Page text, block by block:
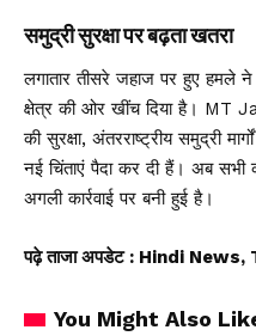
समुद्री सुरक्षा पर बढ़ता खतरा
लगातार तीसरे जहाज पर हुए हमले
क्षेत्र की ओर खींच दिया है। MT
की सुरक्षा, अंतरराष्ट्रीय समुद्री
नई चिंताएं पैदा कर दी हैं। अब
अगली कार्रवाई पर बनी हुई है।
पढ़े ताजा अपडेट : Hindi News,
You Might Also